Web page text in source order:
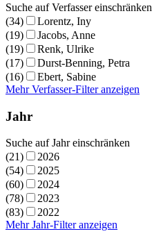
Suche auf Verfasser einschränken
(34)
Lorentz, Iny
(19)
Jacobs, Anne
(19)
Renk, Ulrike
(17)
Durst-Benning, Petra
(16)
Ebert, Sabine
Mehr Verfasser-Filter anzeigen
Jahr
Suche auf Jahr einschränken
(21)
2026
(54)
2025
(60)
2024
(78)
2023
(83)
2022
Mehr Jahr-Filter anzeigen